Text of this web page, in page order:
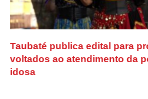
Taubaté publica edital para
voltados ao atendimento da
idosa